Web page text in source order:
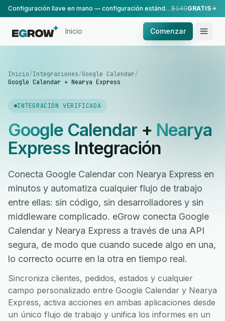
Configuración llave en mano — configuración estándar, realizada por nuestro equipo.$149GRATIS
Inicio Comenzar
Inicio/Integraciones/Google Calendar/
Google Calendar + Nearya Express
INTEGRACIÓN VERIFICADA
Google Calendar+ Nearya
ExpressIntegración
Conecta Google Calendar con Nearya Express en
minutos y automatiza cualquier flujo de trabajo
entre ellas: sin código, sin desarrolladores y sin
middleware complicado. eGrow conecta Google
Calendar y Nearya Express a través de una API
segura, de modo que cuando sucede algo en una,
lo correcto ocurre en la otra en tiempo real.
Sincroniza clientes, pedidos, estados y cualquier
campo personalizado entre Google Calendar y Nearya
Express, activa acciones en ambas aplicaciones desde
un único flujo de trabajo y unifica los informes en un